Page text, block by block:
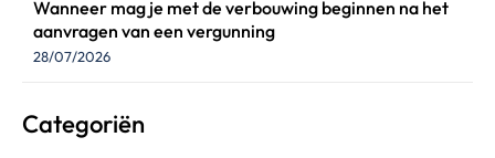
Wanneer mag je met de verbouwing beginnen na het
aanvragen van een vergunning
28/07/2026
Categoriën